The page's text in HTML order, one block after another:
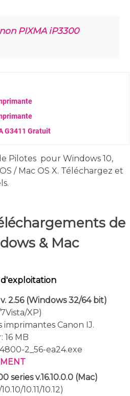
PIXMA iP3300
G3411 Gratuit
Pilotes pour Windows 10,
/ Mac OS X. Téléchargez et
de
& Mac
2.56 (Windows 32/64 bit)
XP)
Canon IJ.
16 MB
2_56-ea24.exe
series v.16.10.0.0 (Mac)
10.11/10.12)